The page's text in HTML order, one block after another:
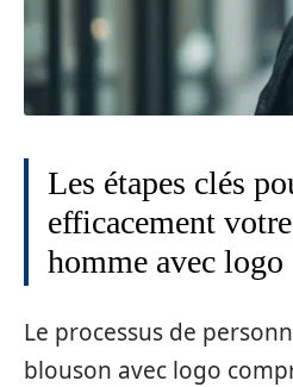
Les étapes clés
efficacement
homme avec logo
Le processus de
blouson avec logo